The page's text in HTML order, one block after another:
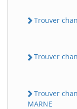
Trouver
Trouver
Trouver
MARNE